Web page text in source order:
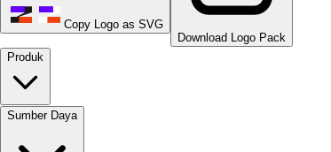
Copy Logo as SVG
Download Logo Pack
Produk
Sumber Daya